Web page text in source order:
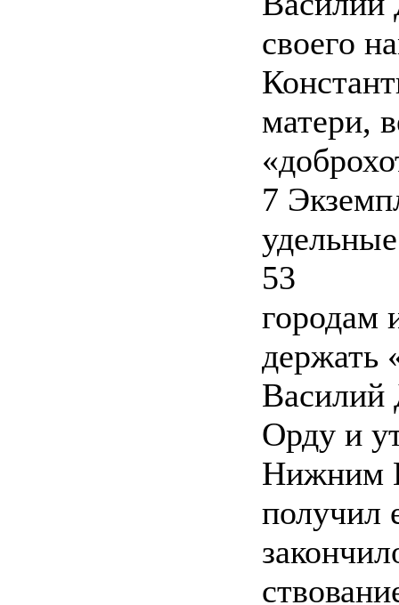
своего
матери,
7
53
городам
держать
Василий
Орду и
Нижним
получил